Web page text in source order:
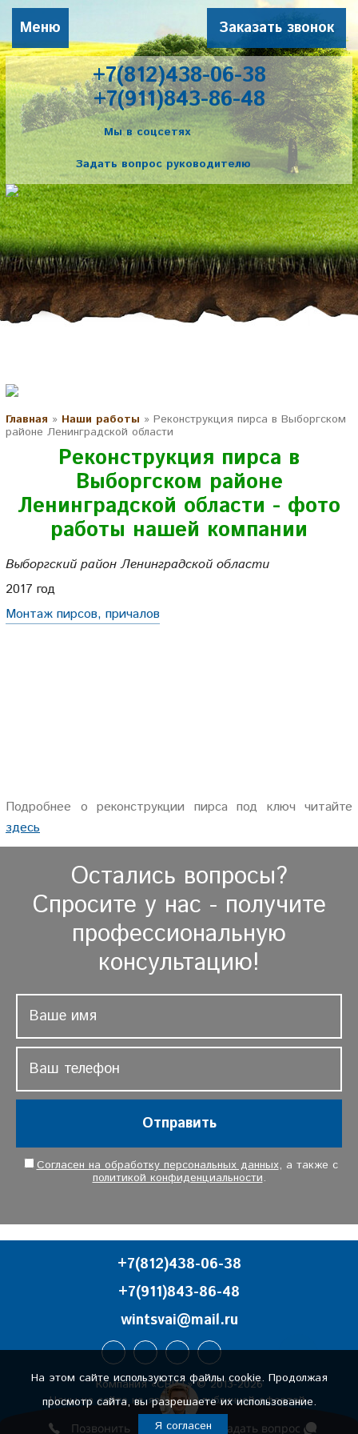
+7(812)438-06-38
+7(911)843-86-48
Заказать звонок
Мы в соцсетях
Задать вопрос руководителю
Меню
Главная » Наши работы » Реконструкция пирса в Выборгском
районе Ленинградской области
Реконструкция пирса в
Выборгском районе
Ленинградской области - фото
работы нашей компании
Выборгский район Ленинградской области
2017 год
Монтаж пирсов, причалов
Подробнее о реконструкции пирса под ключ читайте
здесь
Остались вопросы?
Спросите у нас - получите
профессиональную
консультацию!
Отправить
Согласен на обработку персональных данных, а также с
политикой конфиденциальности.
+7(812)438-06-38
+7(911)843-86-48
wintsvai@mail.ru
Компания «СВИТ» © 2013-2026
Цены на сайте не являются публичной офертой.
Политика конфиденциальности
На этом сайте используются файлы cookie. Продолжая
просмотр сайта, вы разрешаете их использование.
Я согласен
Позвонить Задать вопрос